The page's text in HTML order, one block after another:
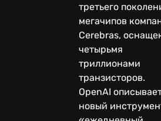
третьего
мегачипов
Cerebras,
четырьмя
триллионами
транзисторов.
OpenAI
новый